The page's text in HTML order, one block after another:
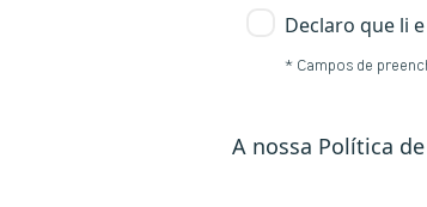
Declaro que li
* Campos de
A nossa Política